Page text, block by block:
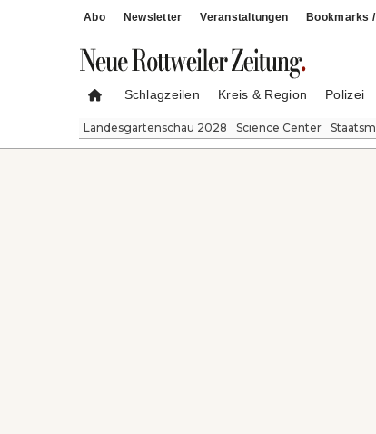
Abo Newsletter Veranstaltungen Bookmarks
Schlagzeilen Kreis & Region Polizei
Landesgartenschau 2028 Science Center